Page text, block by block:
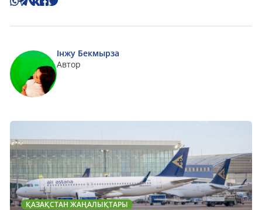
Інжу Бекмырза
Автор
ҚАЗАҚСТАН ЖАҢАЛЫҚТАРЫ